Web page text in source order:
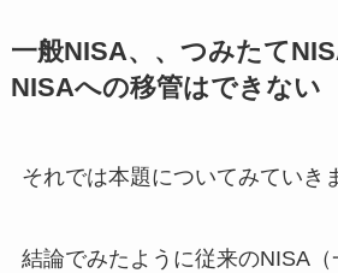
一般NISA、、つみたて
NISAへの移管はできない
それでは本題についてみていき
結論でみたように従来のNISA